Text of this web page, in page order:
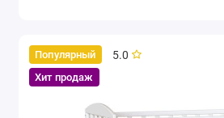
Популярный
Хит продаж
5.0